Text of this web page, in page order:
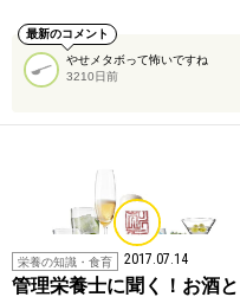
最新のコメント
やせメタボって怖いですね
3210日前
栄養の知識・食育 2017.07.14
管理栄養士に聞く！お酒と